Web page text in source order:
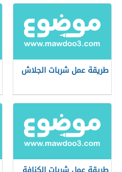
طريقة عمل شربات الجلاش